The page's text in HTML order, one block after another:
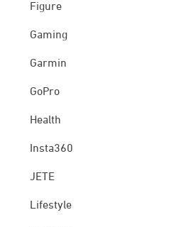
Figure
Gaming
Garmin
GoPro
Health
Insta360
JETE
Lifestyle